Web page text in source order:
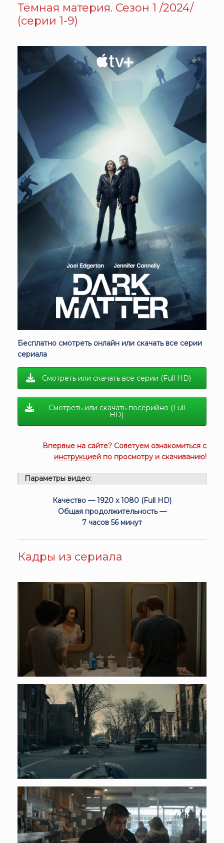
Тёмная материя. Сезон 1 /2024/
(серии 1-9)
Бесплатно смотреть онлайн или скачать все серии
сериала
Смотреть или скачать все серии (Full HD)
Смотреть или скачать посерийно (Full
HD)
Впервые на сайте? Советуем ознакомиться с
инструкцией по просмотру и скачиванию!
Параметры видео:
Качество — 1920 x 1080 (Full HD)
Общая продолжительность —
7 часов 56 минут
Кадры из сериала